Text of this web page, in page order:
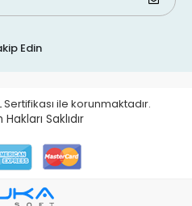
Edin
ile korunmaktadır.
Hakları Saklıdır